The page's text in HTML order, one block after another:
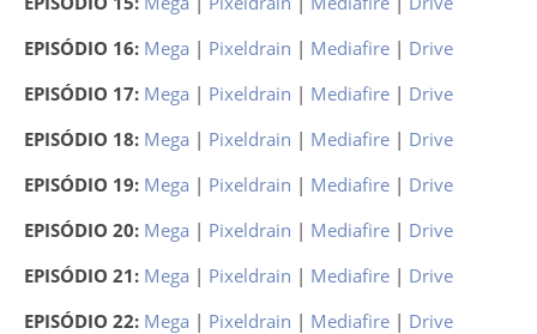
EPISÓDIO 16: Mega | Pixeldrain | Mediafire | Drive
EPISÓDIO 17: Mega | Pixeldrain | Mediafire | Drive
EPISÓDIO 18: Mega | Pixeldrain | Mediafire | Drive
EPISÓDIO 19: Mega | Pixeldrain | Mediafire | Drive
EPISÓDIO 20: Mega | Pixeldrain | Mediafire | Drive
EPISÓDIO 21: Mega | Pixeldrain | Mediafire | Drive
EPISÓDIO 22: Mega | Pixeldrain | Mediafire | Drive